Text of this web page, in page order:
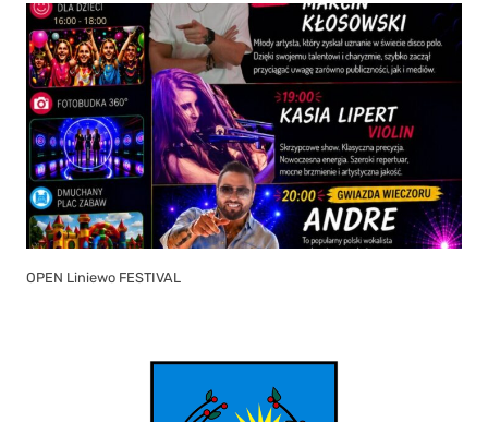
OPEN Liniewo FESTIVAL